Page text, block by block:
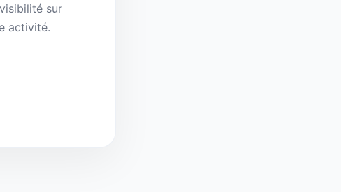
sur
activité.